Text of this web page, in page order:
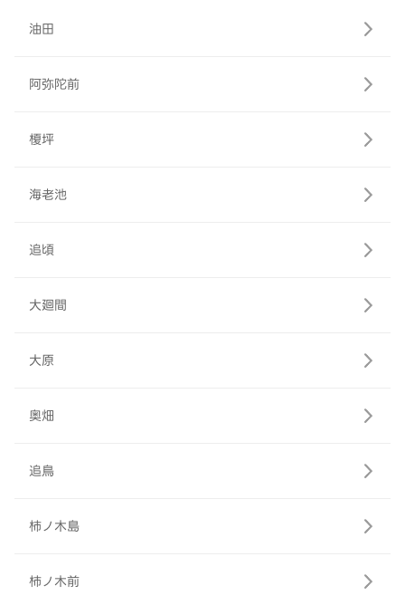
油田
阿弥陀前
榎坪
海老池
追頃
大廻間
大原
奥畑
追鳥
柿ノ木島
柿ノ木前